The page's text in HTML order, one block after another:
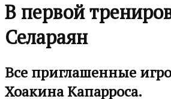
В первой
Селараян
Все приглашенные
Хоакина Капарроса.